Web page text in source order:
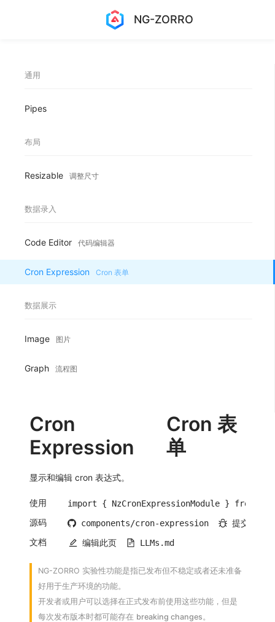
NG-ZORRO
通用
Pipes
布局
Resizable 调整尺寸
数据录入
Code Editor 代码编辑器
Cron Expression Cron 表单
数据展示
Image 图片
Graph 流程图
Cron
Expression
Cron 表
单
显示和编辑 cron 表达式。
使用 import { NzCronExpressionModule } from
源码 components/cron-expression 提交问题
文档 编辑此页 LLMs.md
NG-ZORRO 实验性功能是指已发布但不稳定或者还未准备
好用于生产环境的功能。
开发者或用户可以选择在正式发布前使用这些功能，但是
每次发布版本时都可能存在 breaking changes 。